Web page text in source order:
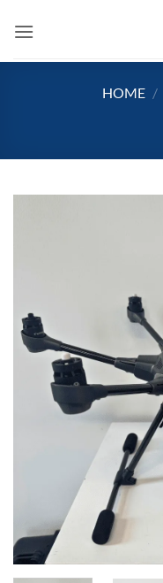
naar
HOME /